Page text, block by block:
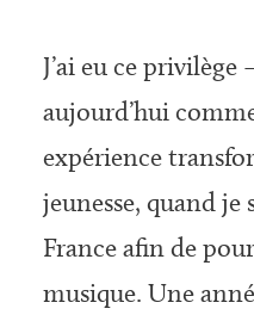
J’ai eu ce
aujourd’hui
expérience
jeunesse, quand
France afin de
musique. Une